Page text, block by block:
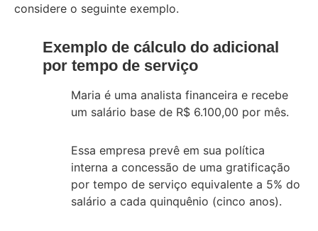
considere o seguinte exemplo.
Exemplo de cálculo do adicional
por tempo de serviço
Maria é uma analista financeira e recebe
um salário base de R$ 6.100,00 por mês.
Essa empresa prevê em sua política
interna a concessão de uma gratificação
por tempo de serviço equivalente a 5% do
salário a cada quinquênio (cinco anos).